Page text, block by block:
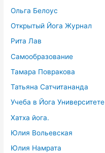
Ольга Белоус
Открытый Йога Журнал
Рита Лав
Самообразование
Тамара Повракова
Татьяна Сатчитананда
Учеба в Йога Университете
Хатха йога.
Юлия Вольевская
Юлия Намрата